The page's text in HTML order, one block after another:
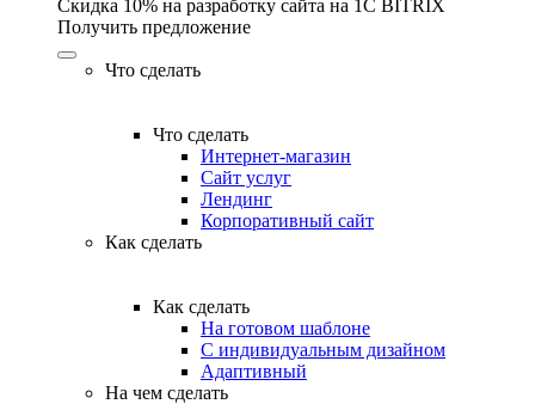
Скидка 10% на разработку сайта на 1C BITRIX
Получить предложение
Что сделать
Что сделать
Интернет-магазин
Сайт услуг
Лендинг
Корпоративный сайт
Как сделать
Как сделать
На готовом шаблоне
С индивидуальным дизайном
Адаптивный
На чем сделать